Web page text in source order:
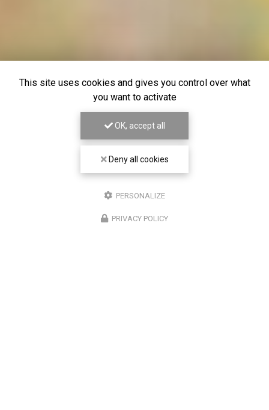
This site uses cookies and gives you control over what
you want to activate
OK, accept all
Deny all cookies
PERSONALIZE
PRIVACY POLICY